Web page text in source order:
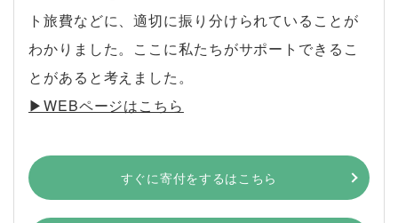
ト旅費などに、適切に振り分けられていることが
わかりました。ここに私たちがサポートできるこ
とがあると考えました。
▶︎WEBページはこちら
すぐに寄付をするはこちら